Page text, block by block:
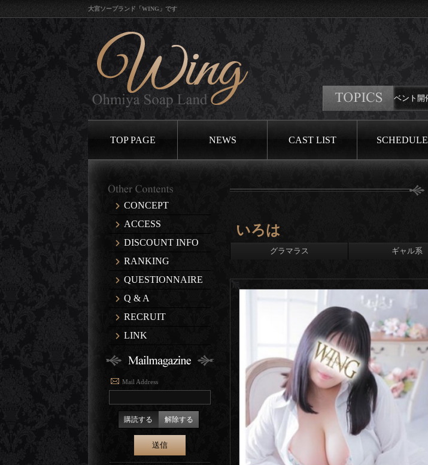
大宮ソープランド「WING」です
口コミイベント開催中です♪
TOP PAGE NEWS CAST LIST SCHEDULE
CONCEPT
ACCESS
DISCOUNT INFO
RANKING
QUESTIONNAIRE
Q & A
RECRUIT
LINK
Mail Address
購読する 解除する
いろは
グラマラス ギャル系